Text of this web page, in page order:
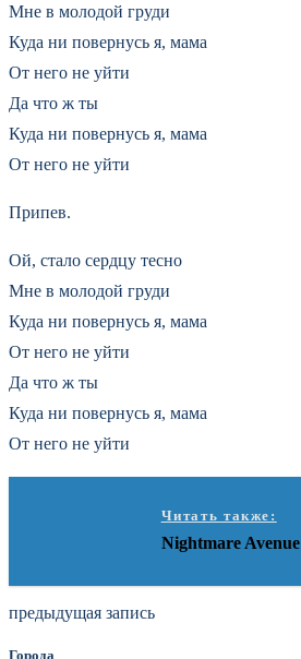
Мне в молодой груди
Куда ни повернусь я, мама
От него не уйти
Да что ж ты
Куда ни повернусь я, мама
От него не уйти
Припев.
Ой, стало сердцу тесно
Мне в молодой груди
Куда ни повернусь я, мама
От него не уйти
Да что ж ты
Куда ни повернусь я, мама
От него не уйти
Читать также:
Nightmare Avenue
предыдущая запись
Города